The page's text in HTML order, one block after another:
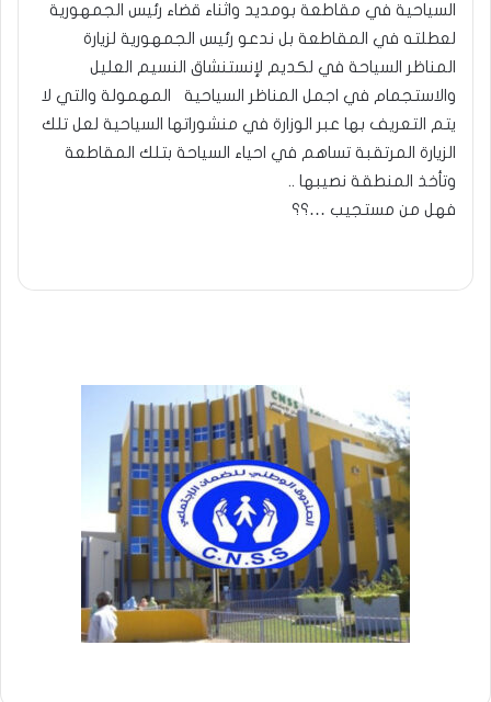
السياحية في مقاطعة بومديد واثناء قضاء رئيس الجمهورية
لعطلته في المقاطعة بل ندعو رئيس الجمهورية لزيارة
المناظر السياحة في لكديم لإنستنشاق النسيم العليل
والاستجمام في اجمل المناظر السياحية المهمولة والتي لا
يتم التعريف بها عبر الوزارة في منشوراتها السياحية لعل تلك
الزيارة المرتقبة تساهم في احياء السياحة بتلك المقاطعة
وتأخذ المنطقة نصيبها ..
فهل من مستجيب …؟؟